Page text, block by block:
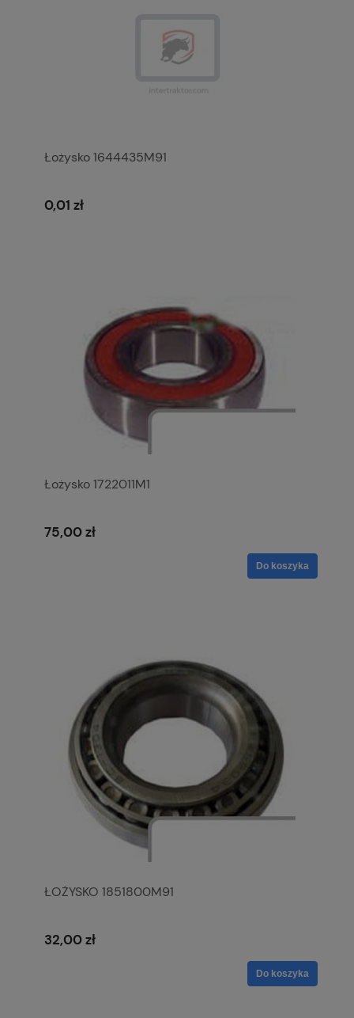
Łożysko 1644435M91
0,01 zł
Łożysko 1722011M1
75,00 zł
Do koszyka
ŁOŻYSKO 1851800M91
32,00 zł
Do koszyka